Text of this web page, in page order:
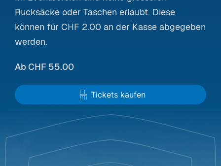
Rucksäcke oder Taschen erlaubt. Diese
können für CHF 2.00 an der Kasse abgegeben
werden.
Ab CHF 55.00
Tickets kaufen